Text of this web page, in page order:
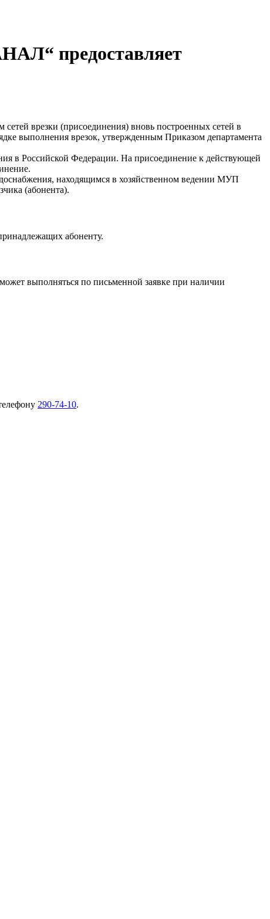
предоставляет
врезки (присоединения) вновь построенных сетей в
выполнения врезок, утвержденным Приказом департамента
в Российской Федерации. На присоединение к действующей
находящимся в хозяйственном ведении МУП
(абонента).
абоненту.
выполняться по письменной заявке при наличии
290-74-10.